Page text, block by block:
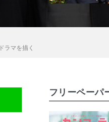
ラマを描く
フリーペーパ